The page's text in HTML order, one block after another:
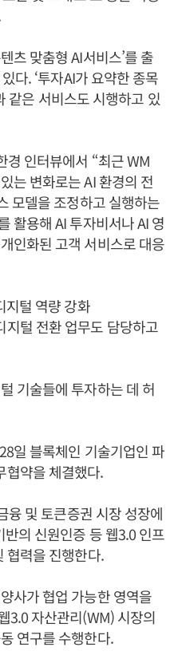
츠 맞춤형 AI서비스’를 출
다. ‘투자AI가 요약한 종목
같은 서비스도 시행하고 있
경 인터뷰에서 “최근 WM
는 변화로는 AI 환경의 전
모델을 조정하고 실행하는
활용해 AI 투자비서나 AI 영
인화된 고객 서비스로 대응
털 역량 강화
털 전환 업무도 담당하고
기술들에 투자하는 데 허
일 블록체인 기술기업인 파
협약을 체결했다.
융 및 토큰증권 시장 성장에
의 신원인증 등 웹3.0 인프
협력을 진행한다.
사가 협업 가능한 영역을
3.0 자산관리(WM) 시장의
연구를 수행한다.